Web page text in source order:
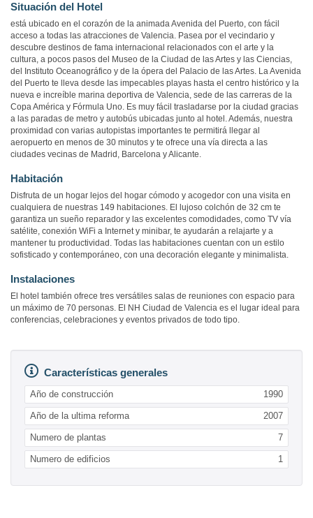
Situación del Hotel
está ubicado en el corazón de la animada Avenida del Puerto, con fácil
acceso a todas las atracciones de Valencia. Pasea por el vecindario y
descubre destinos de fama internacional relacionados con el arte y la
cultura, a pocos pasos del Museo de la Ciudad de las Artes y las Ciencias,
del Instituto Oceanográfico y de la ópera del Palacio de las Artes. La Avenida
del Puerto te lleva desde las impecables playas hasta el centro histórico y la
nueva e increíble marina deportiva de Valencia, sede de las carreras de la
Copa América y Fórmula Uno. Es muy fácil trasladarse por la ciudad gracias
a las paradas de metro y autobús ubicadas junto al hotel. Además, nuestra
proximidad con varias autopistas importantes te permitirá llegar al
aeropuerto en menos de 30 minutos y te ofrece una vía directa a las
ciudades vecinas de Madrid, Barcelona y Alicante.
Habitación
Disfruta de un hogar lejos del hogar cómodo y acogedor con una visita en
cualquiera de nuestras 149 habitaciones. El lujoso colchón de 32 cm te
garantiza un sueño reparador y las excelentes comodidades, como TV vía
satélite, conexión WiFi a Internet y minibar, te ayudarán a relajarte y a
mantener tu productividad. Todas las habitaciones cuentan con un estilo
sofisticado y contemporáneo, con una decoración elegante y minimalista.
Instalaciones
El hotel también ofrece tres versátiles salas de reuniones con espacio para
un máximo de 70 personas. El NH Ciudad de Valencia es el lugar ideal para
conferencias, celebraciones y eventos privados de todo tipo.
Características generales
Año de construcción 1990
Año de la ultima reforma 2007
Numero de plantas 7
Numero de edificios 1